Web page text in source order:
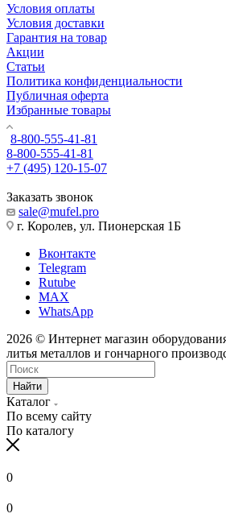
Условия оплаты
Условия доставки
Гарантия на товар
Акции
Статьи
Политика конфиденциальности
Публичная оферта
Избранные товары
8-800-555-41-81
8-800-555-41-81
+7 (495) 120-15-07
Заказать звонок
sale@mufel.pro
г. Королев, ул. Пионерская 1Б
Вконтакте
Telegram
Rutube
MAX
WhatsApp
2026 © Интернет магазин
литья металлов и гончарного
Найти
Каталог
По всему сайту
По каталогу
0
0